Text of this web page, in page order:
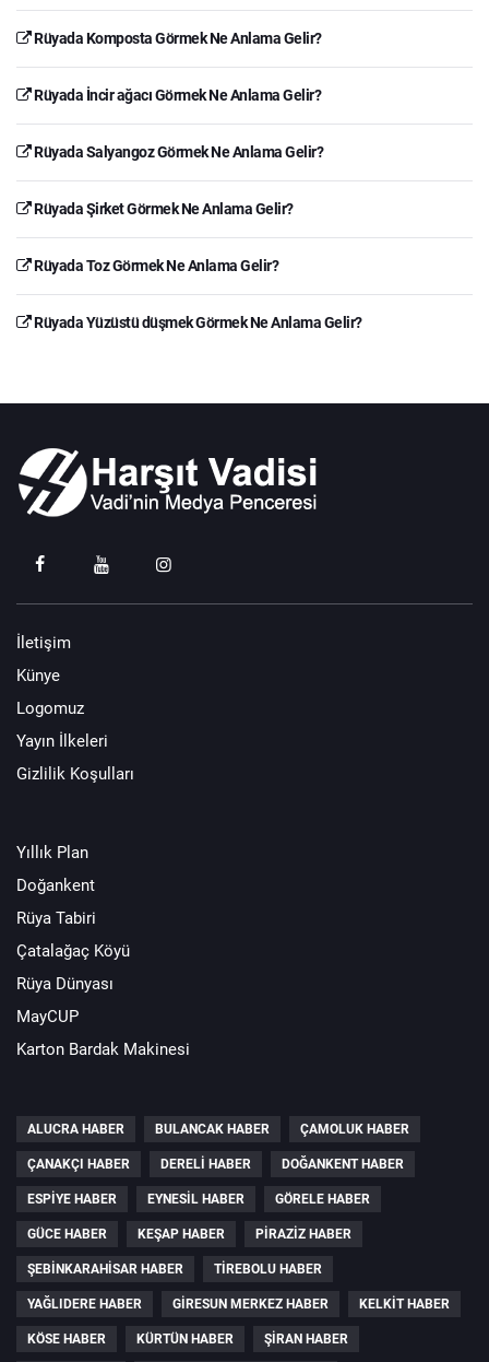
Rüyada Komposta Görmek Ne Anlama Gelir?
Rüyada İncir ağacı Görmek Ne Anlama Gelir?
Rüyada Salyangoz Görmek Ne Anlama Gelir?
Rüyada Şirket Görmek Ne Anlama Gelir?
Rüyada Toz Görmek Ne Anlama Gelir?
Rüyada Yüzüstü düşmek Görmek Ne Anlama Gelir?
İletişim
Künye
Logomuz
Yayın İlkeleri
Gizlilik Koşulları
Yıllık Plan
Doğankent
Rüya Tabiri
Çatalağaç Köyü
Rüya Dünyası
MayCUP
Karton Bardak Makinesi
ALUCRA HABER BULANCAK HABER ÇAMOLUK HABER
ÇANAKÇI HABER DERELI HABER DOĞANKENT HABER
ESPIYE HABER EYNESIL HABER GÖRELE HABER
GÜCE HABER KEŞAP HABER PIRAZIZ HABER
ŞEBINKARAHISAR HABER TIREBOLU HABER
YAĞLIDERE HABER GIRESUN MERKEZ HABER KELKIT HABER
KÖSE HABER KÜRTÜN HABER ŞIRAN HABER